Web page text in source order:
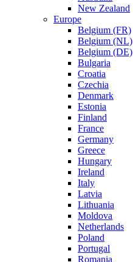
New Zealand
Europe
Belgium (FR)
Belgium (NL)
Belgium (DE)
Bulgaria
Croatia
Czechia
Denmark
Estonia
Finland
France
Germany
Greece
Hungary
Ireland
Italy
Latvia
Lithuania
Moldova
Netherlands
Poland
Portugal
Romania